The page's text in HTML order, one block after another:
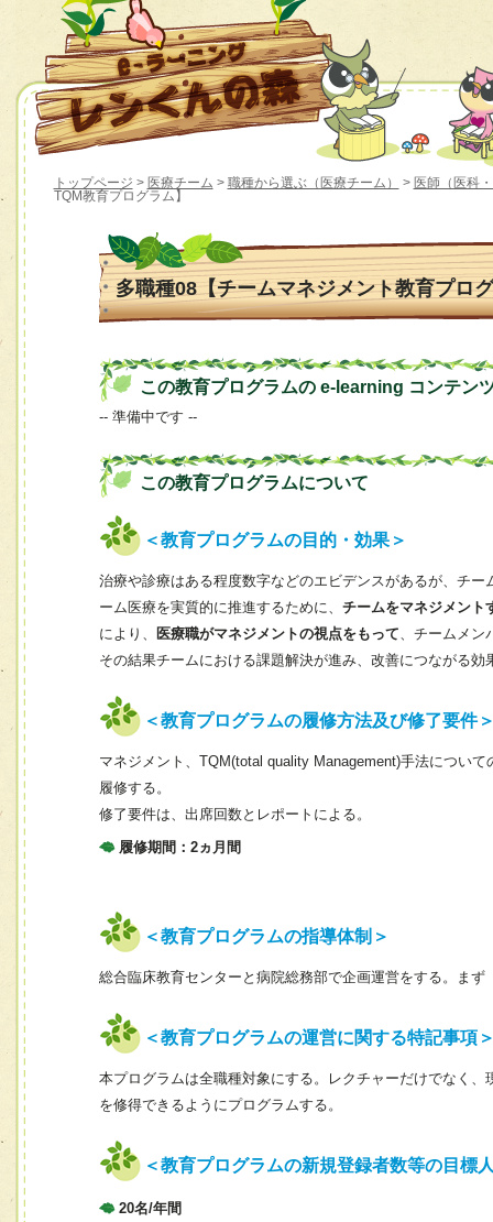
トップページ > 医療チーム > 職種から選ぶ（医療チーム） > 医師（医科
TQM教育プログラム】
多職種08【チームマネジメント教育プロ
この教育プログラムの e-learning コンテン
-- 準備中です --
この教育プログラムについて
＜教育プログラムの目的・効果＞
治療や診療はある程度数字などのエビデンスがあるが、チ
ーム医療を実質的に推進するために、 チームをマネジメント
により、
医療職がマネジメントの視点をもって、チームメン
その結果チームにおける課題解決が進み、改善につながる効
＜教育プログラムの履修方法及び修了要件
マネジメント、TQM(total quality Management)手法につい
履修する。
修了要件は、出席回数とレポートによる。
履修期間：2ヵ月間
＜教育プログラムの指導体制＞
総合臨床教育センターと病院総務部で企画運営をする。ま
＜教育プログラムの運営に関する特記事項
本プログラムは全職種対象にする。レクチャーだけでなく
を修得できるようにプログラムする。
＜教育プログラムの新規登録者数等の目標
20名/年間